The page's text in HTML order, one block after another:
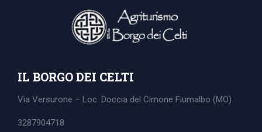
IL BORGO DEI CELTI
Via Versurone – Loc. Doccia del Cimone Fiumalbo (MO)
3287904718